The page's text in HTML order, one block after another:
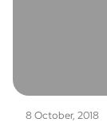
8 October, 2018